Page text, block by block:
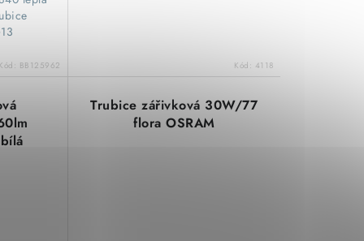
Kód: BB125962 Kód: 4118
Trubice zářivková 30W/77
flora OSRAM